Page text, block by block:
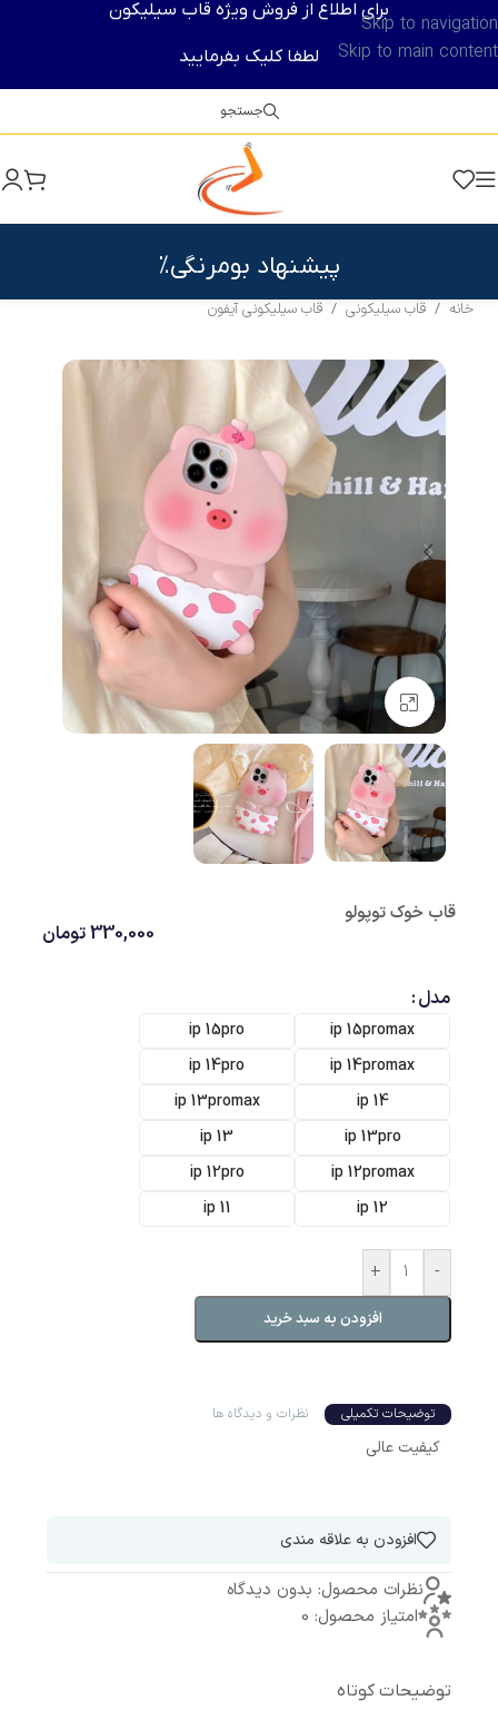
Skip to navigation
Skip to main content
برای اطلاع از فروش ویژه قاب سیلیکون
لطفا کلیک بفرمایید
جستجو
پیشنهاد بومرنگی%
خانه / قاب سیلیکونی / قاب سیلیکونی آیفون
بزرگنمایی تصویر
قاب خوک توپولو
330,000تومان
مدل
ip 15promax
ip 15pro
ip 14promax
ip 14pro
ip 14
ip 13promax
ip 13pro
ip 13
ip 12promax
ip 12pro
ip 12
ip 11
-
+
افزودن به سبد خرید
توضیحات تکمیلی نظرات و دیدگاه ها
کیفیت عالی
توضیحات کوتاه
افزودن به علاقه مندی
نظرات محصول: بدون دیدگاه
امتیاز محصول: 0